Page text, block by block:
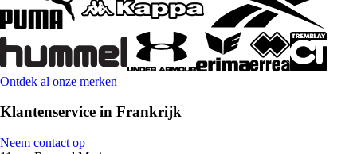
Ontdek al onze merken
Klantenservice in Frankrijk
Neem contact op